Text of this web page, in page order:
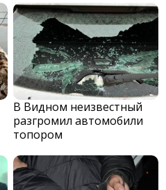
В Видном неизвестный
разгромил автомобили
топором